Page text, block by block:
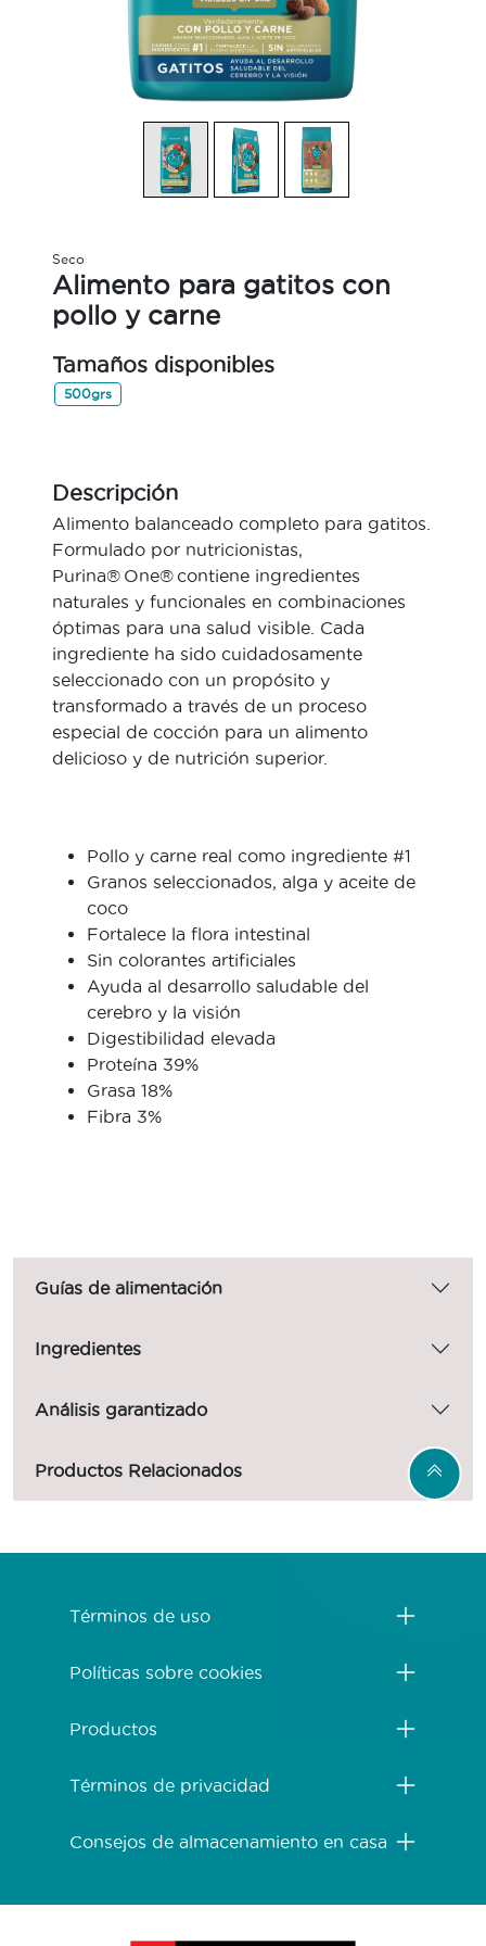
Seco
Alimento para gatitos con
pollo y carne
Tamaños disponibles
500grs
Descripción
Alimento balanceado completo para gatitos.
Formulado por nutricionistas,
Purina® One® contiene ingredientes
naturales y funcionales en combinaciones
óptimas para una salud visible. Cada
ingrediente ha sido cuidadosamente
seleccionado con un propósito y
transformado a través de un proceso
especial de cocción para un alimento
delicioso y de nutrición superior.
Pollo y carne real como ingrediente #1
Granos seleccionados, alga y aceite de
coco
Fortalece la flora intestinal
Sin colorantes artificiales
Ayuda al desarrollo saludable del
cerebro y la visión
Digestibilidad elevada
Proteína 39%
Grasa 18%
Fibra 3%
Guías de alimentación
Ingredientes
Análisis garantizado
Productos Relacionados
Términos de uso
Políticas sobre cookies
Productos
Términos de privacidad
Consejos de almacenamiento en casa